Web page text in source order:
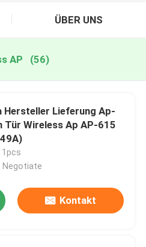
ÜBER UNS
AP (56)
Hersteller Lieferung Ap-
Tür Wireless Ap AP-615
1pcs
Negotiate
Kontakt